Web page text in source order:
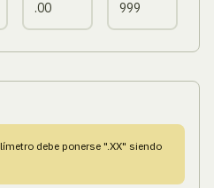
debe ponerse ".XX" siendo